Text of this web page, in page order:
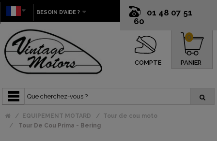
01 48 07 51
60
BESOIN D'AIDE ?
COMPTE PANIER
0
EQUIPEMENT MOTARD
Tour de cou moto
Tour De Cou Prima - Bering